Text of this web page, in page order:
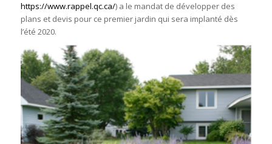
https://www.rappel.qc.ca/) a le mandat de développer des
plans et devis pour ce premier jardin qui sera implanté dès
l’été 2020.